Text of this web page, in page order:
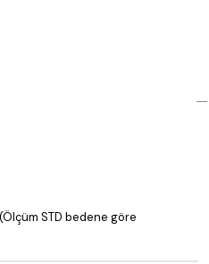
STD bedene göre